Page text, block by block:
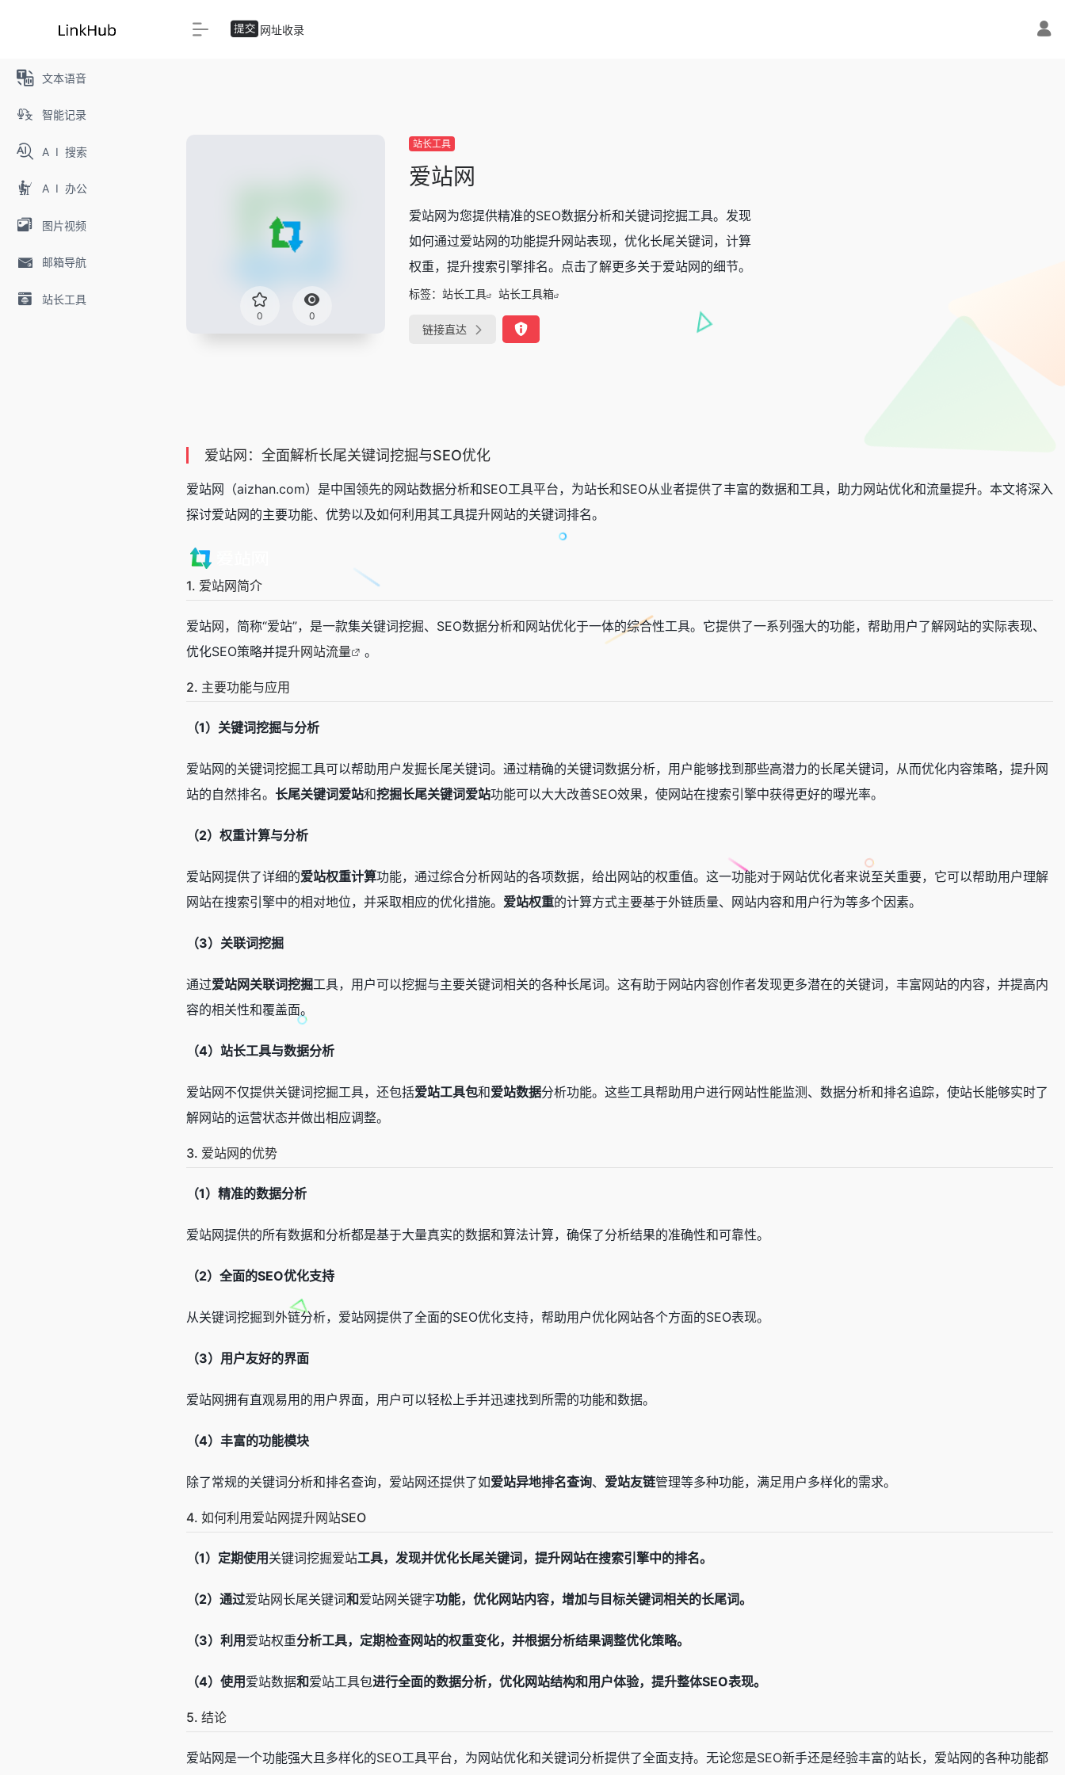
文本语音
智能记录
A I 搜索
A I 办公
图片视频
邮箱导航
站长工具
网址收录
0 0
站长工具
爱站网
爱站网为您提供精准的SEO数据分析和关键词挖掘工具。发现
如何通过爱站网的功能提升网站表现，优化长尾关键词，计算
权重，提升搜索引擎排名。点击了解更多关于爱站网的细节。
标签： 站长工具 站长工具箱
链接直达
爱站网：全面解析长尾关键词挖掘与SEO优化
爱站网（aizhan.com）是中国领先的网站数据分析和SEO工具平台，为站长和SEO从业者提供了丰富的数据和工具，助力网站优化和流量提升。本文将深入
探讨爱站网的主要功能、优势以及如何利用其工具提升网站的关键词排名。
1. 爱站网简介
爱站网，简称“爱站”，是一款集关键词挖掘、SEO数据分析和网站优化于一体的综合性工具。它提供了一系列强大的功能，帮助用户了解网站的实际表现、
优化SEO策略并提升网站流量 。
2. 主要功能与应用
（1）关键词挖掘与分析
爱站网的关键词挖掘工具可以帮助用户发掘长尾关键词。通过精确的关键词数据分析，用户能够找到那些高潜力的长尾关键词，从而优化内容策略，提升网
站的自然排名。 长尾关键词爱站和挖掘长尾关键词爱站功能可以大大改善SEO效果，使网站在搜索引擎中获得更好的曝光率。
（2）权重计算与分析
爱站网提供了详细的爱站权重计算功能，通过综合分析网站的各项数据，给出网站的权重值。这一功能对于网站优化者来说至关重要，它可以帮助用户理解
网站在搜索引擎中的相对地位，并采取相应的优化措施。 爱站权重的计算方式主要基于外链质量、网站内容和用户行为等多个因素。
（3）关联词挖掘
通过爱站网关联词挖掘工具，用户可以挖掘与主要关键词相关的各种长尾词。这有助于网站内容创作者发现更多潜在的关键词，丰富网站的内容，并提高内
容的相关性和覆盖面。
（4）站长工具与数据分析
爱站网不仅提供关键词挖掘工具，还包括爱站工具包和爱站数据分析功能。这些工具帮助用户进行网站性能监测、数据分析和排名追踪，使站长能够实时了
解网站的运营状态并做出相应调整。
3. 爱站网的优势
（1）精准的数据分析
爱站网提供的所有数据和分析都是基于大量真实的数据和算法计算，确保了分析结果的准确性和可靠性。
（2）全面的SEO优化支持
从关键词挖掘到外链分析，爱站网提供了全面的SEO优化支持，帮助用户优化网站各个方面的SEO表现。
（3）用户友好的界面
爱站网拥有直观易用的用户界面，用户可以轻松上手并迅速找到所需的功能和数据。
（4）丰富的功能模块
除了常规的关键词分析和排名查询，爱站网还提供了如爱站异地排名查询、 爱站友链管理等多种功能，满足用户多样化的需求。
4. 如何利用爱站网提升网站SEO
（1）定期使用 关键词挖掘爱站工具，发现并优化长尾关键词，提升网站在搜索引擎中的排名。
（2）通过爱站网长尾关键词和爱站网关键字功能，优化网站内容，增加与目标关键词相关的长尾词。
（3）利用 爱站权重分析工具，定期检查网站的权重变化，并根据分析结果调整优化策略。
（4）使用 爱站数据和爱站工具包进行全面的数据分析，优化网站结构和用户体验，提升整体SEO表现。
5. 结论
爱站网是一个功能强大且多样化的SEO工具平台，为网站优化和关键词分析提供了全面支持。无论您是SEO新手还是经验丰富的站长，爱站网的各种功能都